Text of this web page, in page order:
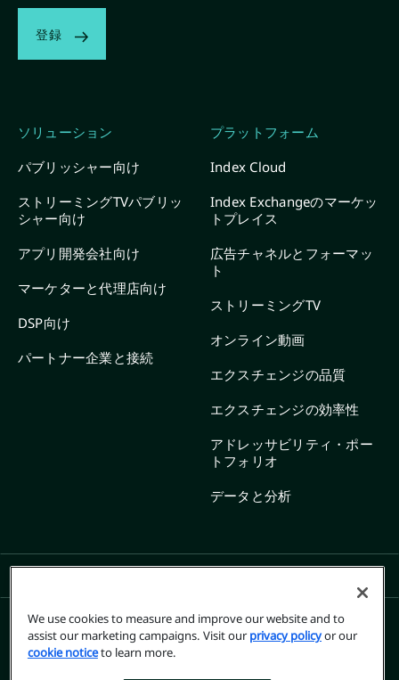
ソリューション
パブリッシャー向け
ストリーミングTVパブリッ
シャー向け
アプリ開発会社向け
マーケターと代理店向け
DSP向け
パートナー企業と接続
プラットフォーム
Index Cloud
Index Exchangeのマーケッ
トプレイス
広告チャネルとフォーマッ
ト
ストリーミングTV
オンライン動画
エクスチェンジの品質
エクスチェンジの効率性
アドレッサビリティ・ポー
トフォリオ
データと分析
登録
We use cookies to measure and improve our website and to
assist our marketing campaigns. Visit ourprivacy policyor our
cookie noticeto learn more.